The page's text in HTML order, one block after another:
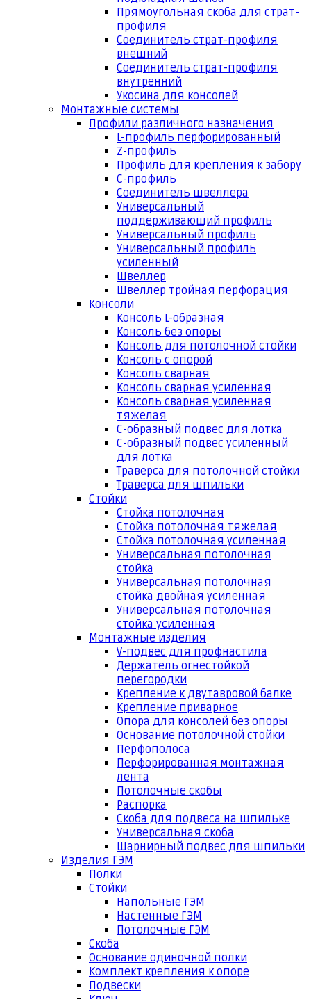
Прямоугольная скоба для страт-
профиля
Соединитель страт-профиля
внешний
Соединитель страт-профиля
внутренний
Укосина для консолей
Монтажные системы
Профили различного назначения
L-профиль перфорированный
Z-профиль
Профиль для крепления к забору
С-профиль
Соединитель швеллера
Универсальный
поддерживающий профиль
Универсальный профиль
Универсальный профиль
усиленный
Швеллер
Швеллер тройная перфорация
Консоли
Консоль L-образная
Консоль без опоры
Консоль для потолочной стойки
Консоль с опорой
Консоль сварная
Консоль сварная усиленная
Консоль сварная усиленная
тяжелая
С-образный подвес для лотка
С-образный подвес усиленный
для лотка
Траверса для потолочной стойки
Траверса для шпильки
Стойки
Стойка потолочная
Стойка потолочная тяжелая
Стойка потолочная усиленная
Универсальная потолочная
стойка
Универсальная потолочная
стойка двойная усиленная
Универсальная потолочная
стойка усиленная
Монтажные изделия
V-подвес для профнастила
Держатель огнестойкой
перегородки
Крепление к двутавровой балке
Крепление приварное
Опора для консолей без опоры
Основание потолочной стойки
Перфополоса
Перфорированная монтажная
лента
Потолочные скобы
Распорка
Скоба для подвеса на шпильке
Универсальная скоба
Шарнирный подвес для шпильки
Изделия ГЭМ
Полки
Стойки
Напольные ГЭМ
Настенные ГЭМ
Потолочные ГЭМ
Скоба
Основание одиночной полки
Комплект крепления к опоре
Подвески